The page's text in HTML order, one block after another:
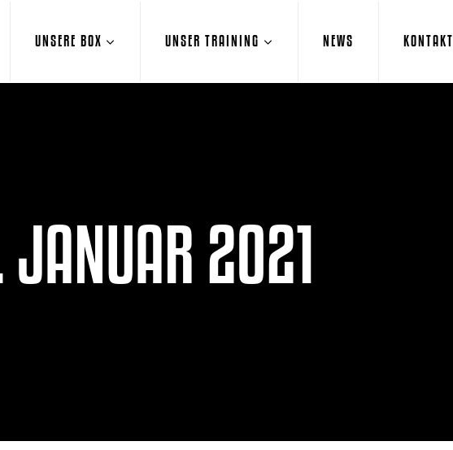
UNSERE BOX UNSER TRAINING NEWS KONTAKT
2021